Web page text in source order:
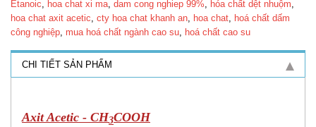
Etanoic
hoa chat xi ma dam cong nghiep 99% hóa chất dệt nhu​ộm
hoa chat axit acetic cty hoa chat khanh an hoa chat
hoá chất dấm
công nghiệp mua hoá chất ngành cao su hoá chất cao su
CHI TIẾT SẢN PHẨM
Axit Acetic - CH3COOH